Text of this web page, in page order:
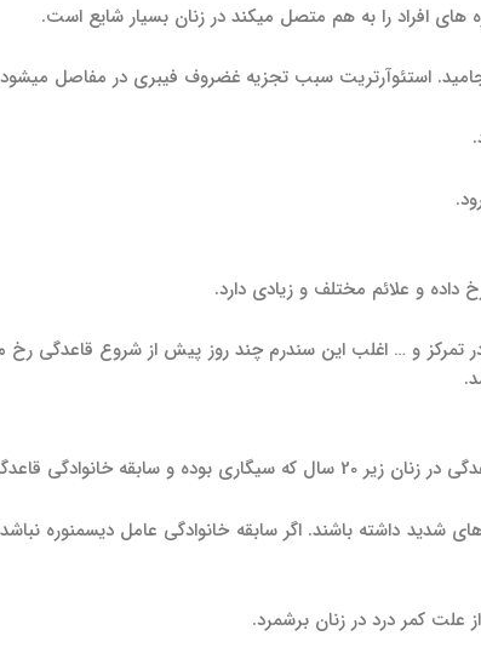
افراد را به هم متصل می­کند در زنان بسیار شایع است.
استئوآرتریت سبب تجزیه غضروف فیبری در مفاصل
داده و علائم مختلف و زیادی دارد.
و … اغلب این سندرم چند روز پیش از شروع قاعدگی رخ
های خطرناک دارند رخ می­دهد.
داشته باشند. اگر سابقه خانوادگی عامل دیسمنوره نباشد،
علت کمر درد در زنان برشمرد.